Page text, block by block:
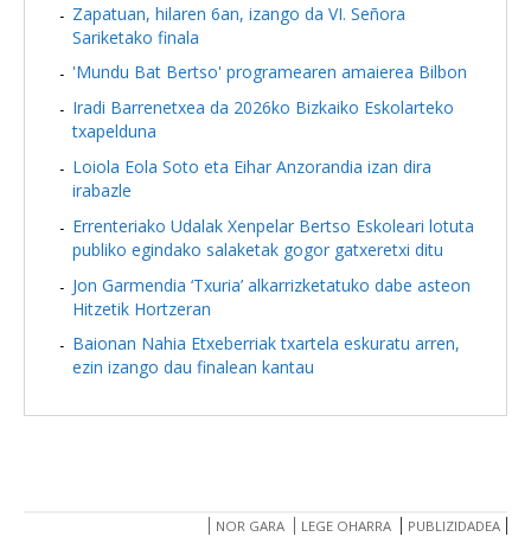
Zapatuan, hilaren 6an, izango da VI. Señora
Sariketako finala
'Mundu Bat Bertso' programearen amaierea Bilbon
Iradi Barrenetxea da 2026ko Bizkaiko Eskolarteko
txapelduna
Loiola Eola Soto eta Eihar Anzorandia izan dira
irabazle
Errenteriako Udalak Xenpelar Bertso Eskoleari lotuta
publiko egindako salaketak gogor gatxeretxi ditu
Jon Garmendia ‘Txuria’ alkarrizketatuko dabe asteon
Hitzetik Hortzeran
Baionan Nahia Etxeberriak txartela eskuratu arren,
ezin izango dau finalean kantau
NOR GARA LEGE OHARRA PUBLIZIDADEA